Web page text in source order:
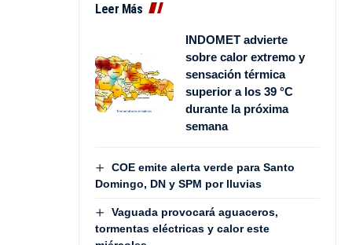
Leer Más
INDOMET advierte
sobre calor extremo y
sensación térmica
superior a los 39 °C
durante la próxima
semana
COE emite alerta verde para Santo
Domingo, DN y SPM por lluvias
Vaguada provocará aguaceros,
tormentas eléctricas y calor este